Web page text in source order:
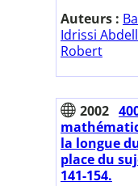
Auteurs :
Idrissi
Robert
2002
la longue
place du
141-154.